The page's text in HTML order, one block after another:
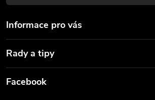
Informace pro vás
Rady a tipy
Facebook